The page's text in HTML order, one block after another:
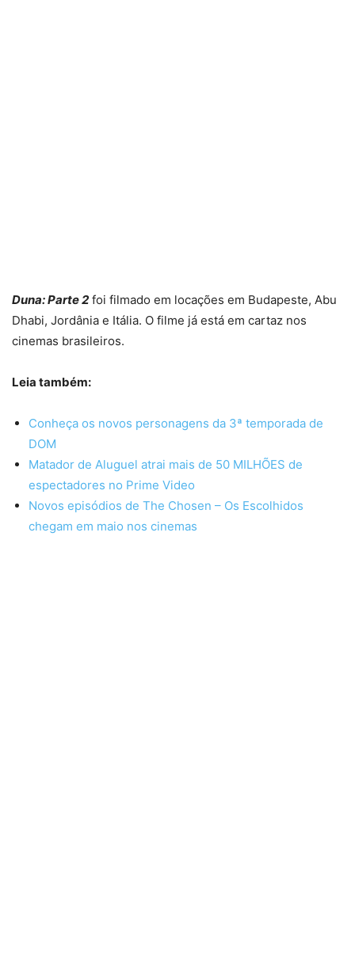
Duna: Parte 2 foi filmado em locações em Budapeste, Abu
Dhabi, Jordânia e Itália. O filme já está em cartaz nos
cinemas brasileiros.
Leia também:
Conheça os novos personagens da 3ª temporada de
DOM
Matador de Aluguel atrai mais de 50 MILHÕES de
espectadores no Prime Video
Novos episódios de The Chosen – Os Escolhidos
chegam em maio nos cinemas